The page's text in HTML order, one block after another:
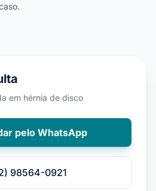
em hérnia de disco
pelo WhatsApp
98564-0921